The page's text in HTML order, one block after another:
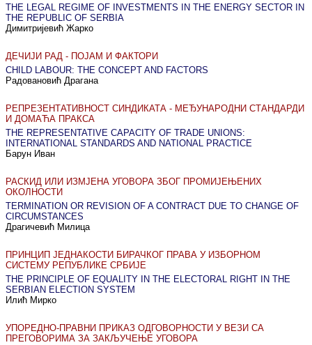
THE LEGAL REGIME OF INVESTMENTS IN THE ENERGY SECTOR IN
THE REPUBLIC OF SERBIA
Димитријевић Жарко
ДЕЧИЈИ РАД - ПОЈАМ И ФАКТОРИ
CHILD LABOUR: THE CONCEPT AND FACTORS
Радовановић Драгана
РЕПРЕЗЕНТАТИВНОСТ СИНДИКАТА - МЕЂУНАРОДНИ СТАНДАРДИ
И ДОМАЋА ПРАКСА
THE REPRESENTATIVE CAPACITY OF TRADE UNIONS:
INTERNATIONAL STANDARDS AND NATIONAL PRACTICE
Барун Иван
РАСКИД ИЛИ ИЗМЈЕНА УГОВОРА ЗБОГ ПРОМИЈЕЊЕНИХ
ОКОЛНОСТИ
TERMINATION OR REVISION OF A CONTRACT DUE TO CHANGE OF
CIRCUMSTANCES
Драгичевић Милица
ПРИНЦИП ЈЕДНАКОСТИ БИРАЧКОГ ПРАВА У ИЗБОРНОМ
СИСТЕМУ РЕПУБЛИКЕ СРБИЈЕ
THE PRINCIPLE OF EQUALITY IN THE ELECTORAL RIGHT IN THE
SERBIAN ELECTION SYSTEM
Илић Мирко
УПОРЕДНО-ПРАВНИ ПРИКАЗ ОДГОВОРНОСТИ У ВЕЗИ СА
ПРЕГОВОРИМА ЗА ЗАКЉУЧЕЊЕ УГОВОРА